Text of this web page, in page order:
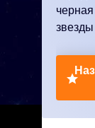
звезды